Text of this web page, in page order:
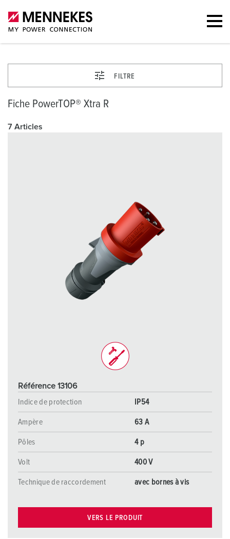
FILTRE
Fiche PowerTOP® Xtra R
7 Articles
Référence 13106
Indice de protection
IP54
Ampère 63 A
Pôles 4 p
Volt 400 V
Technique de raccordement avec bornes à vis
VERS LE PRODUIT